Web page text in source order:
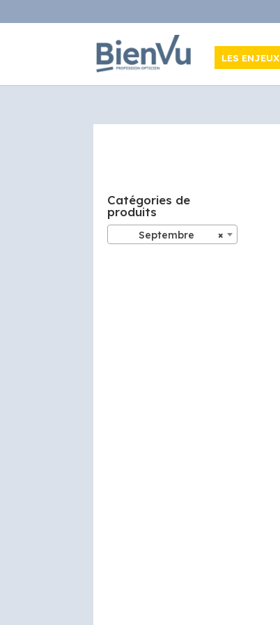
LES ENJEUX
Catégories de
produits
×
Septembre